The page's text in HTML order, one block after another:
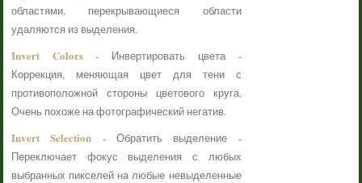
областями, перекрывающиеся области
удаляются из выделения.
Invert Colors- Инвертировать цвета -
Коррекция, меняющая цвет для тени с
противоположной стороны цветового круга.
Очень похоже на фотографический негатив.
Invert Selection - Обратить выделение -
Переключает фокус выделения с любых
выбранных пикселей на любые невыделенные